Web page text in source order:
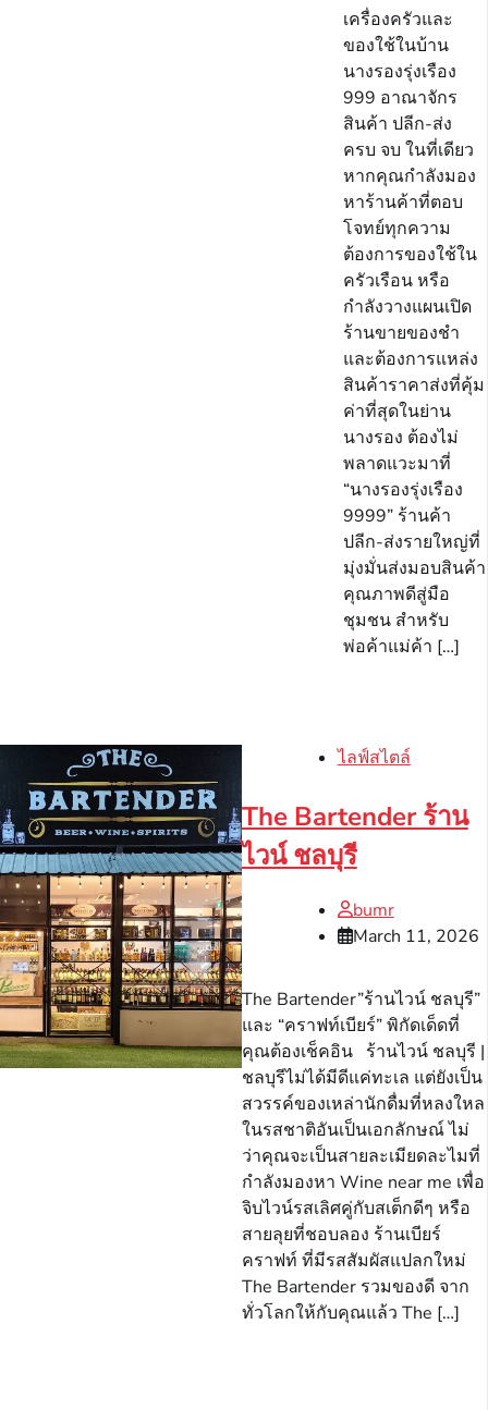
เครื่องครัวและ
ของใช้ในบ้าน
นางรองรุ่งเรือง
999 อาณาจักร
สินค้า ปลีก-ส่ง
ครบ จบ ในที่เดียว
หากคุณกำลังมอง
หาร้านค้าที่ตอบ
โจทย์ทุกความ
ต้องการของใช้ใน
ครัวเรือน หรือ
กำลังวางแผนเปิด
ร้านขายของชำ
และต้องการแหล่ง
สินค้าราคาส่งที่คุ้ม
ค่าที่สุดในย่าน
นางรอง ต้องไม่
พลาดแวะมาที่
“นางรองรุ่งเรือง
9999” ร้านค้า
ปลีก-ส่งรายใหญ่ที่
มุ่งมั่นส่งมอบสินค้า
คุณภาพดีสู่มือ
ชุมชน สำหรับ
พ่อค้าแม่ค้า […]
ไลฟ์สไตล์
The Bartender ร้าน
ไวน์ ชลบุรี
bumr
March 11, 2026
The Bartender”ร้านไวน์ ชลบุรี”
และ “คราฟท์เบียร์” พิกัดเด็ดที่
คุณต้องเช็คอิน ร้านไวน์ ชลบุรี |
ชลบุรีไม่ได้มีดีแค่ทะเล แต่ยังเป็น
สวรรค์ของเหล่านักดื่มที่หลงใหล
ในรสชาติอันเป็นเอกลักษณ์ ไม่
ว่าคุณจะเป็นสายละเมียดละไมที่
กำลังมองหา Wine near me เพื่อ
จิบไวน์รสเลิศคู่กับสเต็กดีๆ หรือ
สายลุยที่ชอบลอง ร้านเบียร์
คราฟท์ ที่มีรสสัมผัสแปลกใหม่
The Bartender รวมของดี จาก
ทั่วโลกให้กับคุณแล้ว The […]